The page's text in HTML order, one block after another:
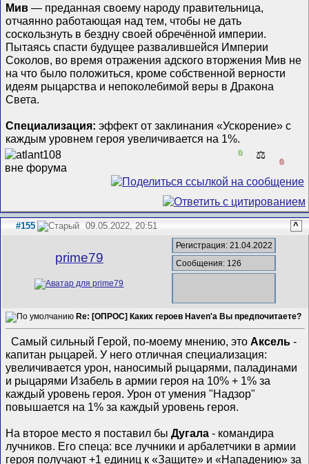
Мив — преданная своему народу правительница,
отчаянно работающая над тем, чтобы не дать
соскользнуть в бездну своей обречённой империи.
Пытаясь спасти будущее развалившейся Империи
Соколов, во время отражения адского вторжения Мив не
на что было положиться, кроме собственной верности
идеям рыцарства и непоколебимой веры в Дракона
Света.
Специализация:эффект от заклинания «Ускорение» с
каждым уровнем героя увеличивается на 1%.
0 ⚖️
0
#155 09.05.2022, 20:51 ^
prime79
Регистрация: 21.04.2022
Сообщения: 126
Re: [ОПРОС] Каких героев Haven'а Вы предпочитаете?
Самый сильный Герой, по-моему мнению, этоАксель -
капитан рыцарей. У него отличная специализация:
увеличивается урон, наносимый рыцарями, паладинами
и рыцарями Изабель в армии героя на 10% + 1% за
каждый уровень героя. Урон от умения "Надзор"
повышается на 1% за каждый уровень героя.
На второе место я поставил быДугала- командира
лучников. Его спеца: все лучники и арбалетчики в армии
героя получают +1 единиц к «Защите» и «Нападению» за